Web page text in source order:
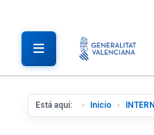
Está aquí: Inicio